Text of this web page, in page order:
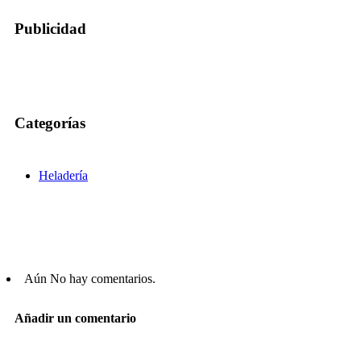
Publicidad
Categorías
Heladería
Aún No hay comentarios.
Añadir un comentario